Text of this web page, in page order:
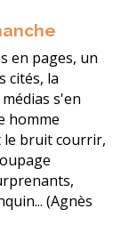
en pages, un
cités, la
s'en
homme
le bruit courrir,
(Agnès